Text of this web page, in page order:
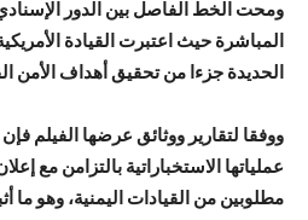
ومحت الخط الفاصل بين الدور
المباشرة حيث اعتبرت القيادة
الحديدة جزءا من تحقيق أهداف الأمن
ووفقا لتقارير ووثائق عرضها الفيلم
عملياتها الاستخباراتية بالتزامن مع
مطلوبين من القيادات اليمنية، وهو ما